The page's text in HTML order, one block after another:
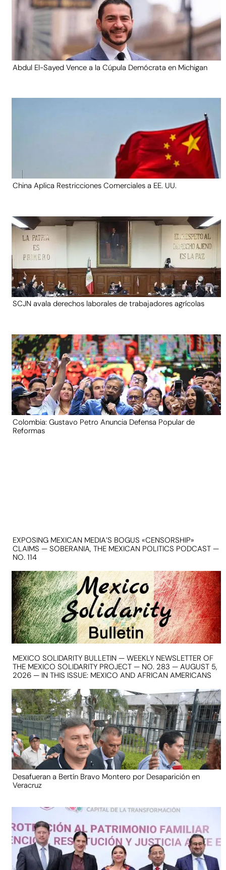
Abdul El-Sayed Vence a la Cúpula Demócrata en Michigan
China Aplica Restricciones Comerciales a EE. UU.
SCJN avala derechos laborales de trabajadores agrícolas
Colombia: Gustavo Petro Anuncia Defensa Popular de
Reformas
EXPOSING MEXICAN MEDIA’S BOGUS «CENSORSHIP»
CLAIMS — SOBERANIA, THE MEXICAN POLITICS PODCAST —
NO. 114
MEXICO SOLIDARITY BULLETIN — WEEKLY NEWSLETTER OF
THE MEXICO SOLIDARITY PROJECT — NO. 283 — AUGUST 5,
2026 — IN THIS ISSUE: MEXICO AND AFRICAN AMERICANS
Desafueran a Bertín Bravo Montero por Desaparición en
Veracruz